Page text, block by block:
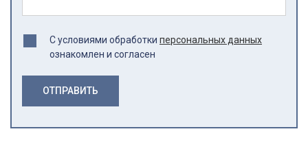
С условиями обработки персональных данных
ознакомлен и согласен
ОТПРАВИТЬ